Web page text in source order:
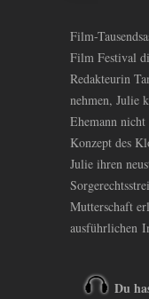
Film-
Film Festival
Redakteurin
nehmen, Julie
Ehemann
Konzept des
Julie ihren
Mutterschaft
ausführlichen
Du